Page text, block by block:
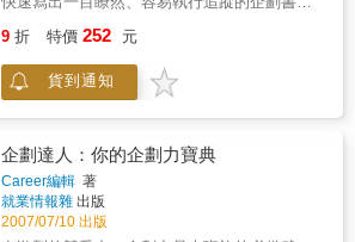
福各位讀者朋友們，願您們都擁有一個平安、
的美麗人生旅途。戴國良 敬上於台北
hope88@xuite.net
有危機意識，要時時時刻刻不忘「行銷自
己」。＊作者擔任人力銀行行銷長十餘年，已
著有16本與求職相關的書籍，但她也無法避免
無預警失業。然而她利用轉換工作的「空窗
容通俗、實用，對讀者具有啟發性，已被網友
稱為「職場聖經」。
種企劃書的實務經驗，完全傾囊相授，內容不
僅包括如何撰寫企劃書的基本功夫，並有最充
實的行銷策略與執行方案，提昇您的企劃書採
創意人必備16個主題 72個實例一書囊括！
9 折 特價 252 元
貨到通知
企劃達人：你的企劃力寶典
Career編輯 著
就業情報雜 出版
2007/07/10 出版